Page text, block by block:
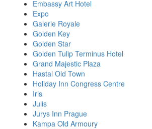
Embassy Art Hotel
Expo
Galerie Royale
Golden Key
Golden Star
Golden Tulip Terminus Hotel
Grand Majestic Plaza
Hastal Old Town
Holiday Inn Congress Centre
Iris
Julis
Jurys Inn Prague
Kampa Old Armoury